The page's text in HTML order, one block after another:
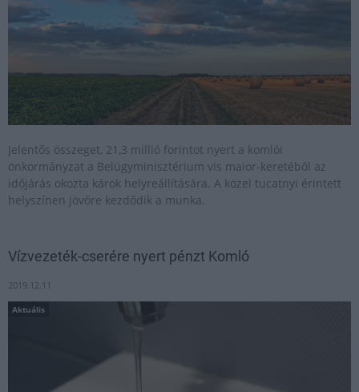
Jelentős összeget, 21,3 millió forintot nyert a komlói
önkormányzat a Belügyminisztérium vis maior-keretéből az
időjárás okozta károk helyreállítására. A közel tucatnyi érintett
helyszínen jövőre kezdődik a munka.
Vízvezeték-cserére nyert pénzt Komló
2019.12.11
Aktuális